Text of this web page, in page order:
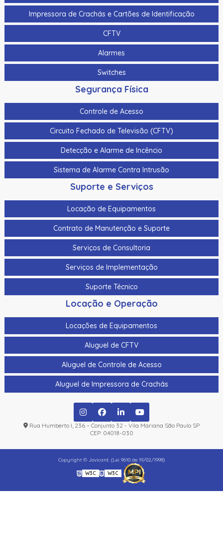
Impressora de Crachás e Cartões de Identificação
CFTV
Alarmes
Switches
Segurança Física
Controle de Acesso
Circuito Fechado de Televisão (CFTV)
Detecção e Alarme de Incêncio
Sistema de Alarme Contra Intrusão
Suporte e Serviços
Locação de Equipamentos
Contrato de Manutenção e Suporte
Serviços de Consultoria
Serviços de Implementação
Suporte Técnico
Locação e Operação
Locações de Equipamentos
Aluguel de CFTV
Aluguel de Controle de Acesso
Aluguel de Impressora de Crachás
Rua Humberto I, 236 – Conjunto 32 - Vila Mariana São Paulo SP
CEP: 04018-030
Copyright © Jovicard. (Lei 9610 de 19/02/1998)
W3C W3C